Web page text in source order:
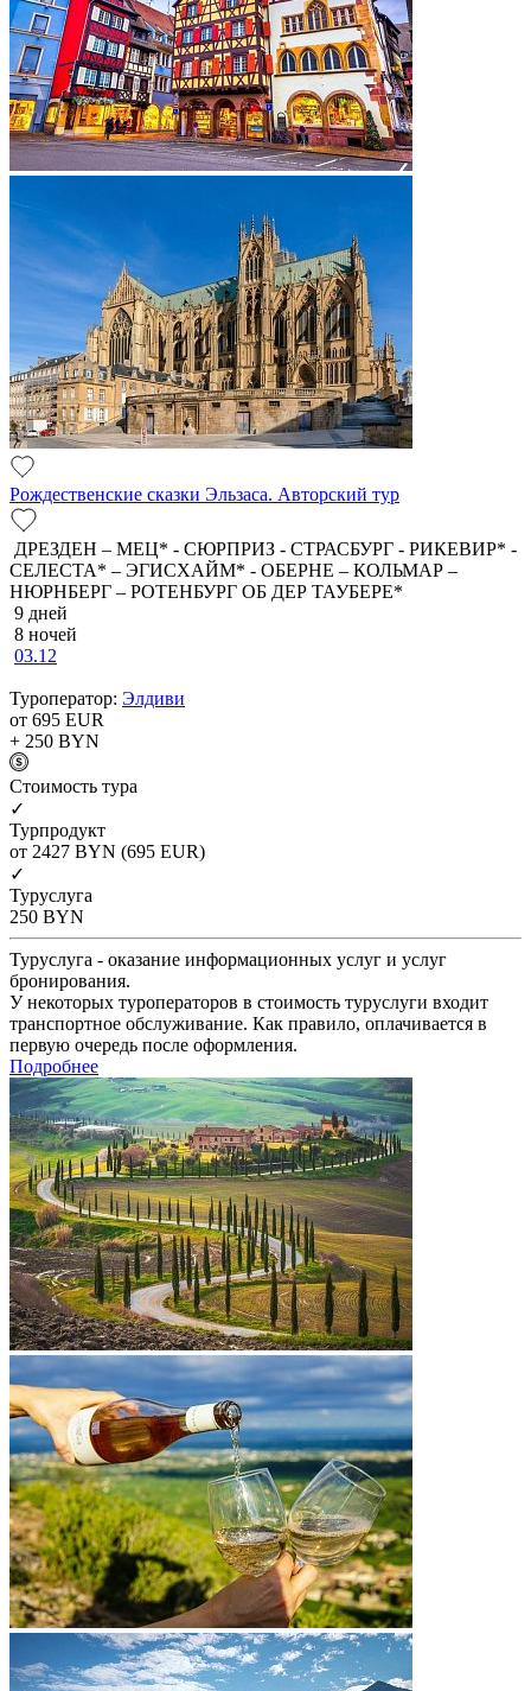
Рождественские сказки Эльзаса. Авторский тур
ДРЕЗДЕН – МЕЦ* - СЮРПРИЗ - СТРАСБУРГ - РИКЕВИР* -
СЕЛЕСТА* – ЭГИСХАЙМ* - ОБЕРНЕ – КОЛЬМАР –
НЮРНБЕРГ – РОТЕНБУРГ ОБ ДЕР ТАУБЕРЕ*
9 дней
8 ночей
03.12
Туроператор: Элдиви
от 695 EUR
+ 250 BYN
Cтоимость тура
✓
Турпродукт
от 2427 BYN (695 EUR)
✓
Туруслуга
250 BYN
Туруслуга - оказание информационных услуг и услуг
бронирования.
У некоторых туроператоров в стоимость туруслуги входит
транспортное обслуживание. Как правило, оплачивается в
первую очередь после оформления.
Подробнее